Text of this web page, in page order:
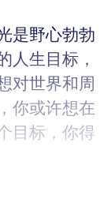
是野心勃勃
人生目标，
对世界和周
你或许想在
目标，你得